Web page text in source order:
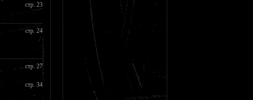
стр. 23
стр. 24
стр. 27
стр. 34